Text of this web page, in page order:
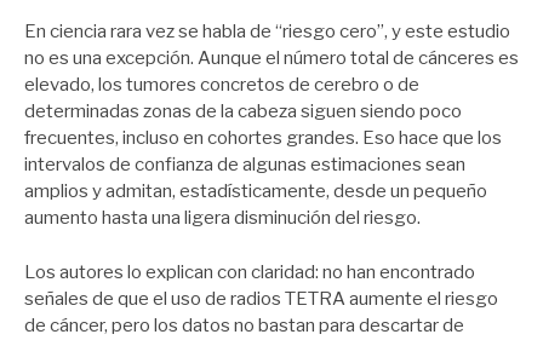
En ciencia rara vez se habla de “riesgo cero”, y este estudio
no es una excepción. Aunque el número total de cánceres es
elevado, los tumores concretos de cerebro o de
determinadas zonas de la cabeza siguen siendo poco
frecuentes, incluso en cohortes grandes. Eso hace que los
intervalos de confianza de algunas estimaciones sean
amplios y admitan, estadísticamente, desde un pequeño
aumento hasta una ligera disminución del riesgo.
Los autores lo explican con claridad: no han encontrado
señales de que el uso de radios TETRA aumente el riesgo
de cáncer, pero los datos no bastan para descartar de